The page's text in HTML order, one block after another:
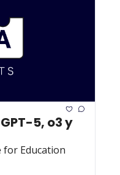
5, o3 y
for Education